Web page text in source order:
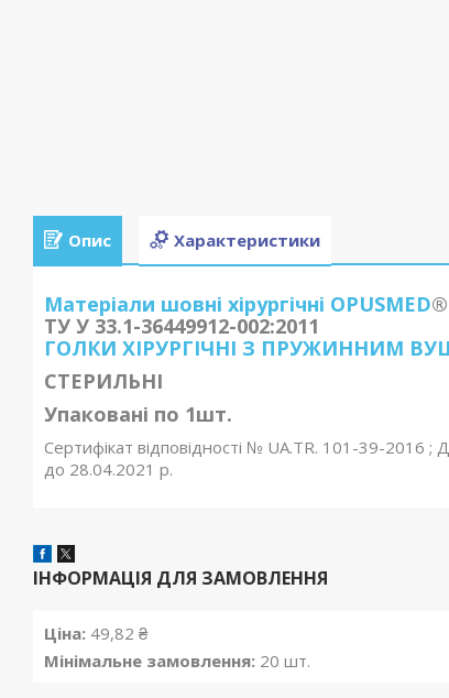
Опис Характеристики
Матеріали шовні хірургічні OPUSMED®
ТУ У 33.1-36449912-002:2011
ГОЛКИ ХІРУРГІЧНІ З ПРУЖИННИМ
СТЕРИЛЬНІ
Упаковані по 1шт.
Сертифікат відповідності № UA.TR. 101-39-2016 ;
до 28.04.2021 р.
ІНФОРМАЦІЯ ДЛЯ ЗАМОВЛЕННЯ
Ціна: 49,82 ₴
Мінімальне замовлення: 20 шт.